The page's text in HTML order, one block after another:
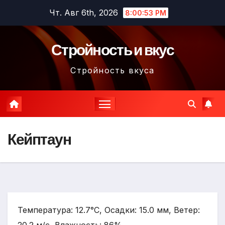
содержимому
Чт. Авг 6th, 2026 8:00:54 PM
Стройность и вкус
Стройность вкуса
Кейптаун
Температура: 12.7°C, Осадки: 15.0 мм, Ветер: